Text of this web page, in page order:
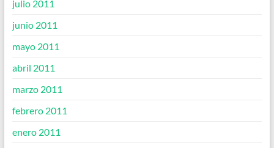
julio 2011
junio 2011
mayo 2011
abril 2011
marzo 2011
febrero 2011
enero 2011